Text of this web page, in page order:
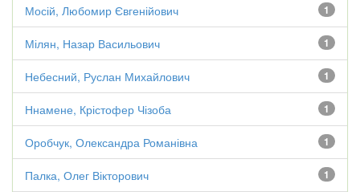
1
Мосій, Любомир Євгенійович
1
Мілян, Назар Васильович
1
Небесний, Руслан Михайлович
1
Ннамене, Крістофер Чізоба
1
Оробчук, Олександра Романівна
1
Палка, Олег Вікторович